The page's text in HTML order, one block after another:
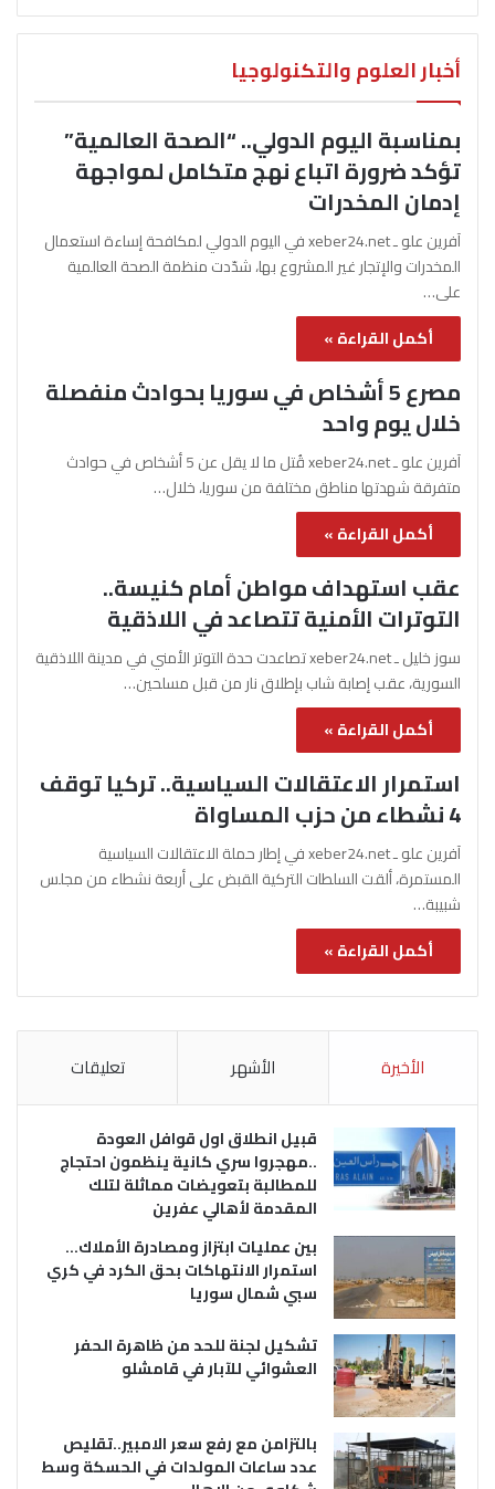
أخبار العلوم والتكنولوجيا
بمناسبة اليوم الدولي.. “الصحة العالمية”
تؤكد ضرورة اتباع نهج متكامل لمواجهة
إدمان المخدرات
آفرين علو ـ xeber24.net في اليوم الدولي لمكافحة إساءة استعمال
المخدرات والإتجار غير المشروع بها، شدّدت منظمة الصحة العالمية
على…
أكمل القراءة »
مصرع 5 أشخاص في سوريا بحوادث منفصلة
خلال يوم واحد
آفرين علو ـ xeber24.net قُتل ما لا يقل عن 5 أشخاص في حوادث
متفرقة شهدتها مناطق مختلفة من سوريا، خلال…
أكمل القراءة »
عقب استهداف مواطن أمام كنيسة..
التوترات الأمنية تتصاعد في اللاذقية
سوز خليل ـ xeber24.net تصاعدت حدة التوتر الأمني في مدينة اللاذقية
السورية، عقب إصابة شاب بإطلاق نار من قبل مسلحين…
أكمل القراءة »
استمرار الاعتقالات السياسية.. تركيا توقف
4 نشطاء من حزب المساواة
آفرين علو ـ xeber24.net في إطار حملة الاعتقالات السياسية
المستمرة، ألقت السلطات التركية القبض على أربعة نشطاء من مجلس
شبيبة…
أكمل القراءة »
الأخيرة الأشهر تعليقات
قبيل انطلاق اول قوافل العودة
..مهجروا سري كانية ينظمون احتجاج
للمطالبة بتعويضات مماثلة لتلك
المقدمة لأهالي عفرين
بين عمليات ابتزاز ومصادرة الأملاك…
استمرار الانتهاكات بحق الكرد في كري
سبي شمال سوريا
تشكيل لجنة للحد من ظاهرة الحفر
العشوائي للآبار في قامشلو
بالتزامن مع رفع سعر الامبير..تقليص
عدد ساعات المولدات في الحسكة وسط